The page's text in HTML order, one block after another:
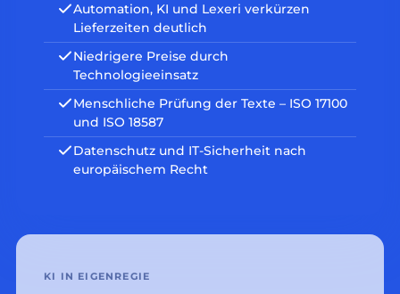
Automation, KI und Lexeri verkürzen
Lieferzeiten deutlich
Niedrigere Preise durch
Technologieeinsatz
Menschliche Prüfung der Texte – ISO 17100
und ISO 18587
Datenschutz und IT-Sicherheit nach
europäischem Recht
KI IN EIGENREGIE